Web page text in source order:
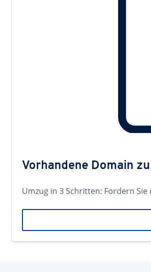
Vorhandene Domain
Umzug in 3 Schritten: Fordern